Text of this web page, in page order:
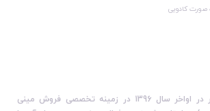
صورت کادویی
فروشگاه ایکا کامپیوتر در اواخر سال 1396 در زمینه تخصصی فروش مینی